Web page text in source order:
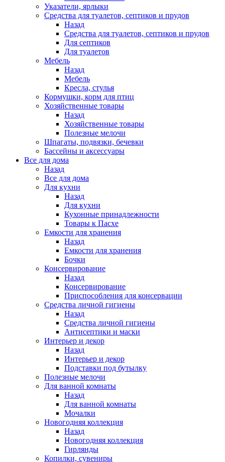
Указатели, ярлыки
Средства для туалетов, септиков и прудов
Назад
Средства для туалетов, септиков и прудов
Для септиков
Для туалетов
Мебель
Назад
Мебель
Кресла, стулья
Кормушки, корм для птиц
Хозяйственные товары
Назад
Хозяйственные товары
Полезные мелочи
Шпагаты, подвязки, бечевки
Бассейны и аксессуары
Все для дома
Назад
Все для дома
Для кухни
Назад
Для кухни
Кухонные принадлежности
Товары к Пасхе
Емкости для хранения
Назад
Емкости для хранения
Бочки
Консервирование
Назад
Консервирование
Приспособления для консервации
Средства личной гигиены
Назад
Средства личной гигиены
Антисептики и маски
Интерьер и декор
Назад
Интерьер и декор
Подставки под бутылку
Полезные мелочи
Для ванной комнаты
Назад
Для ванной комнаты
Мочалки
Новогодняя коллекция
Назад
Новогодняя коллекция
Гирлянды
Копилки, сувениры